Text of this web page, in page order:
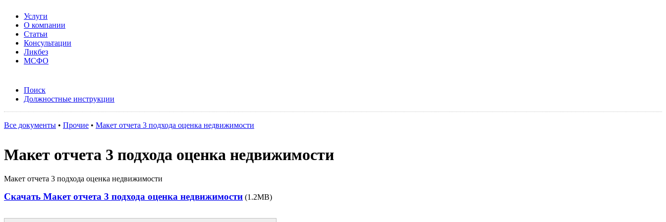
Услуги
О компании
Статьи
Консультации
Ликбез
МСФО
Поиск
Должностные инструкции
Все документы • Прочие • Макет отчета 3 подхода оценка недвижимости
Макет отчета 3 подхода оценка недвижимости
Макет отчета 3 подхода оценка недвижимости
Скачать Макет отчета 3 подхода оценка недвижимости (1.2MB)